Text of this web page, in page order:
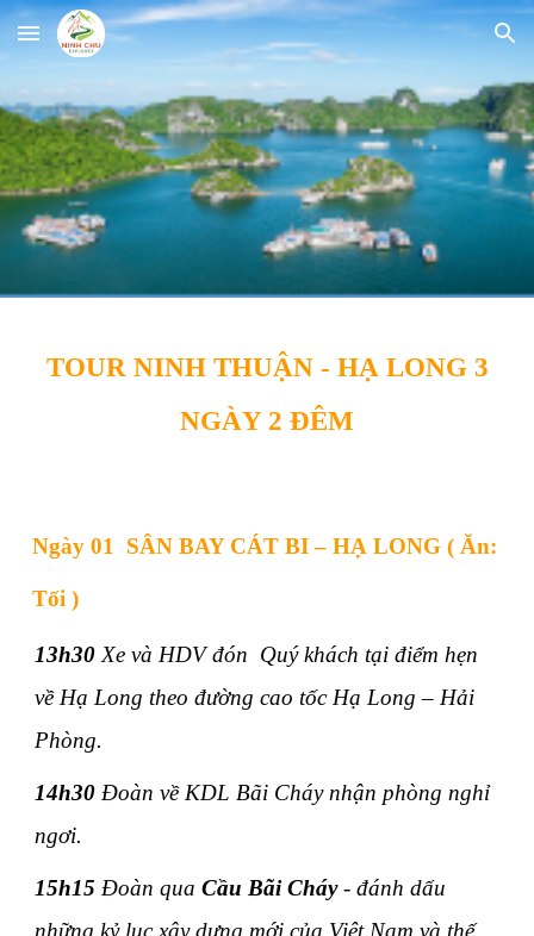
Skip to main content Skip to navigation
TOUR NINH THUẬN - HẠ LONG 3
NGÀY 2 ĐÊM
Ngày 01 SÂN BAY CÁT BI – HẠ LONG ( Ăn:
Tối )
13h30 Xe và HDV đón Quý khách tại điểm hẹn
về Hạ Long theo đường cao tốc Hạ Long – Hải
Phòng.
14h30Đoàn về KDL Bãi Cháy nhận phòng nghỉ
ngơi.
15h15Đoàn quaCầu Bãi Cháy- đánh dấu
những kỷ lục xây dựng mới của Việt Nam và thế